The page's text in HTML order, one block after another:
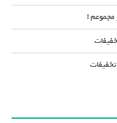
مجموعم !